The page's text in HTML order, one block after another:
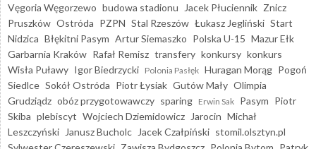
Vęgoria Węgorzewo budowa stadionu Jacek Płuciennik Znicz
Pruszków Ostróda PZPN Stal Rzeszów Łukasz Jegliński Start
Nidzica Błękitni Pasym Artur Siemaszko Polska U-15 Mazur Ełk
Garbarnia Kraków Rafał Remisz transfery konkursy konkurs
Wisła Puławy Igor Biedrzycki Polonia Pasłęk Huragan Morąg Pogoń
Siedlce Sokół Ostróda Piotr Łysiak Gutów Mały Olimpia
Grudziądz obóz przygotowawczy sparing Erwin Sak Pasym Piotr
Skiba plebiscyt Wojciech Dziemidowicz Jarocin Michał
Leszczyński
Janusz Bucholc Jacek Czałpiński stomil.olsztyn.pl